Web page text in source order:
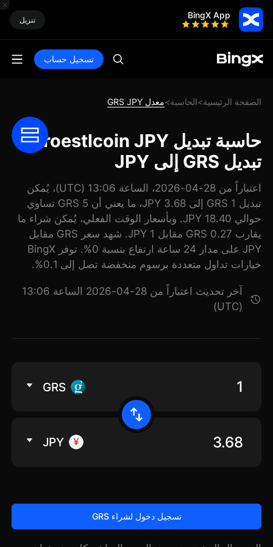
BingX App تنزيل
تسجيل حساب
الصفحة الرئيسية>الحاسبة>معدل GRS JPY
حاسبة تبديل Groestlcoin JPY:
تبديل GRS إلى JPY
اعتباراً من 28-04-2026، الساعة 13:06 (UTC)، يُمكن
تبديل 1 GRS إلى 3.68 JPY، ما يعني أن 5 GRS تساوي
حوالي 18.40 JPY. وبأسعار الوقت الفعلي، يُمكن شراء ما
يقارب 0.27 GRS مقابل 1 JPY. شهد سعر GRS مقابل
JPY على مدار 24 ساعة ارتفاع بنسبة 0%. توفر BingX
خيارات تداول متعددة برسوم منخفضة تصل إلى 0.1%.
آخر تحديث اعتباراً من 28-04-2026 الساعة 13:06
(UTC)
GRS
JPY
تسجيل دخول لشراء GRS